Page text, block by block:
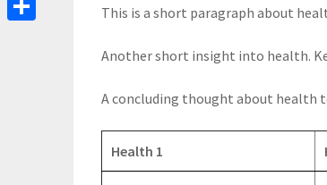
This is a short paragraph about
Another short insight into health.
A concluding thought about health
Health 1